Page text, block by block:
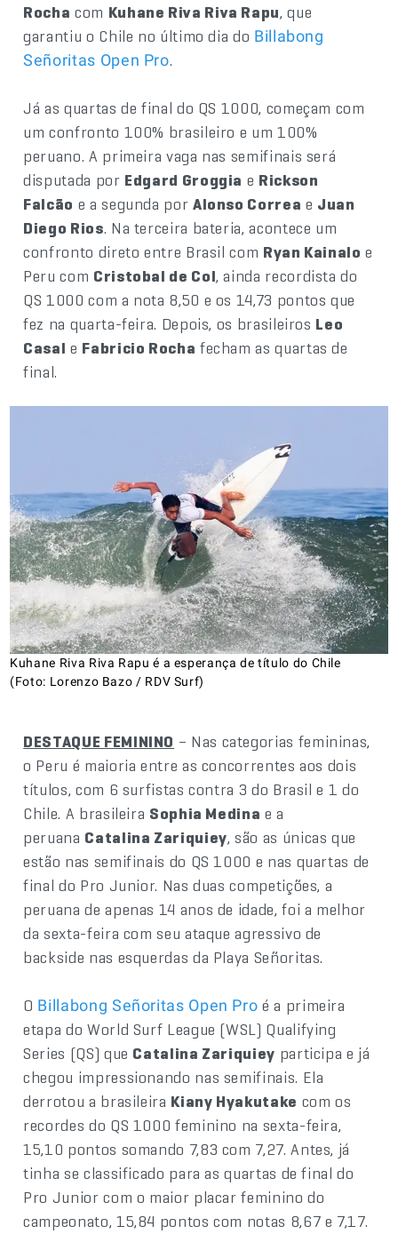
Rocha com Kuhane Riva Riva Rapu, que
garantiu o Chile no último dia do Billabong
Señoritas Open Pro.
Já as quartas de final do QS 1000, começam com
um confronto 100% brasileiro e um 100%
peruano. A primeira vaga nas semifinais será
disputada por Edgard Groggia e Rickson
Falcão e a segunda por Alonso Correa e Juan
Diego Rios. Na terceira bateria, acontece um
confronto direto entre Brasil com Ryan Kainalo e
Peru com Cristobal de Col, ainda recordista do
QS 1000 com a nota 8,50 e os 14,73 pontos que
fez na quarta-feira. Depois, os brasileiros Leo
Casal e Fabricio Rocha fecham as quartas de
final.
Kuhane Riva Riva Rapu é a esperança de título do Chile
(Foto: Lorenzo Bazo / RDV Surf)
DESTAQUE FEMININO – Nas categorias femininas,
o Peru é maioria entre as concorrentes aos dois
títulos, com 6 surfistas contra 3 do Brasil e 1 do
Chile. A brasileira Sophia Medina e a
peruana Catalina Zariquiey, são as únicas que
estão nas semifinais do QS 1000 e nas quartas de
final do Pro Junior. Nas duas competições, a
peruana de apenas 14 anos de idade, foi a melhor
da sexta-feira com seu ataque agressivo de
backside nas esquerdas da Playa Señoritas.
O Billabong Señoritas Open Pro é a primeira
etapa do World Surf League (WSL) Qualifying
Series (QS) que Catalina Zariquiey participa e já
chegou impressionando nas semifinais. Ela
derrotou a brasileira Kiany Hyakutake com os
recordes do QS 1000 feminino na sexta-feira,
15,10 pontos somando 7,83 com 7,27. Antes, já
tinha se classificado para as quartas de final do
Pro Junior com o maior placar feminino do
campeonato, 15,84 pontos com notas 8,67 e 7,17.